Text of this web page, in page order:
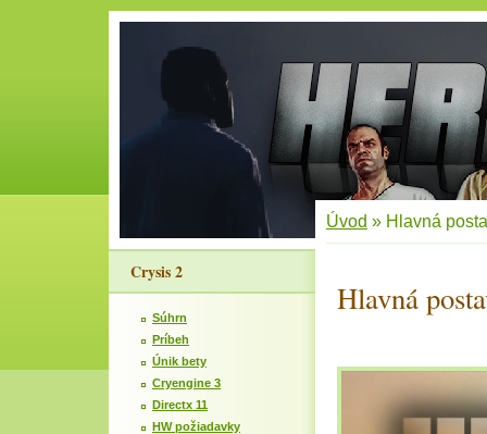
Crysis 2
Súhrn
Príbeh
Únik bety
Cryengine 3
Directx 11
HW požiadavky
Úvod » Hlavná
Hlavná